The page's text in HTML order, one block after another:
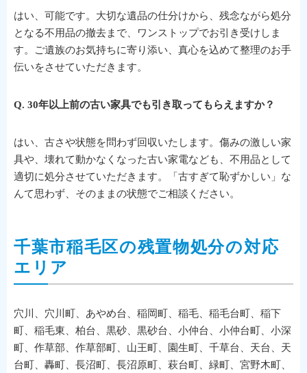
はい、可能です。大切な遺品の仕分けから、残念ながら処分
となる不用品の撤去まで、ワンストップでお引き受けしま
す。ご遺族のお気持ちに寄り添い、真心を込めて整理のお手
伝いをさせていただきます。
Q. 30年以上前の古い家具でも引き取ってもらえますか？
はい、古さや状態を問わず回収いたします。傷みの激しい家
具や、壊れて動かなくなった古い家電なども、不用品として
適切に処分させていただきます。「古すぎて恥ずかしい」な
んて思わず、そのままの状態でご相談ください。
千葉市稲毛区の残置物処分の対応
エリア
穴川、穴川町、あやめ台、稲岡町、稲毛、稲毛台町、稲下
町、稲毛東、柏台、黒砂、黒砂台、小仲台、小仲台町、小深
町、作草部、作草部町、山王町、園生町、千草台、天台、天
台町、轟町、長沼町、長沼原町、萩台町、緑町、宮野木町、